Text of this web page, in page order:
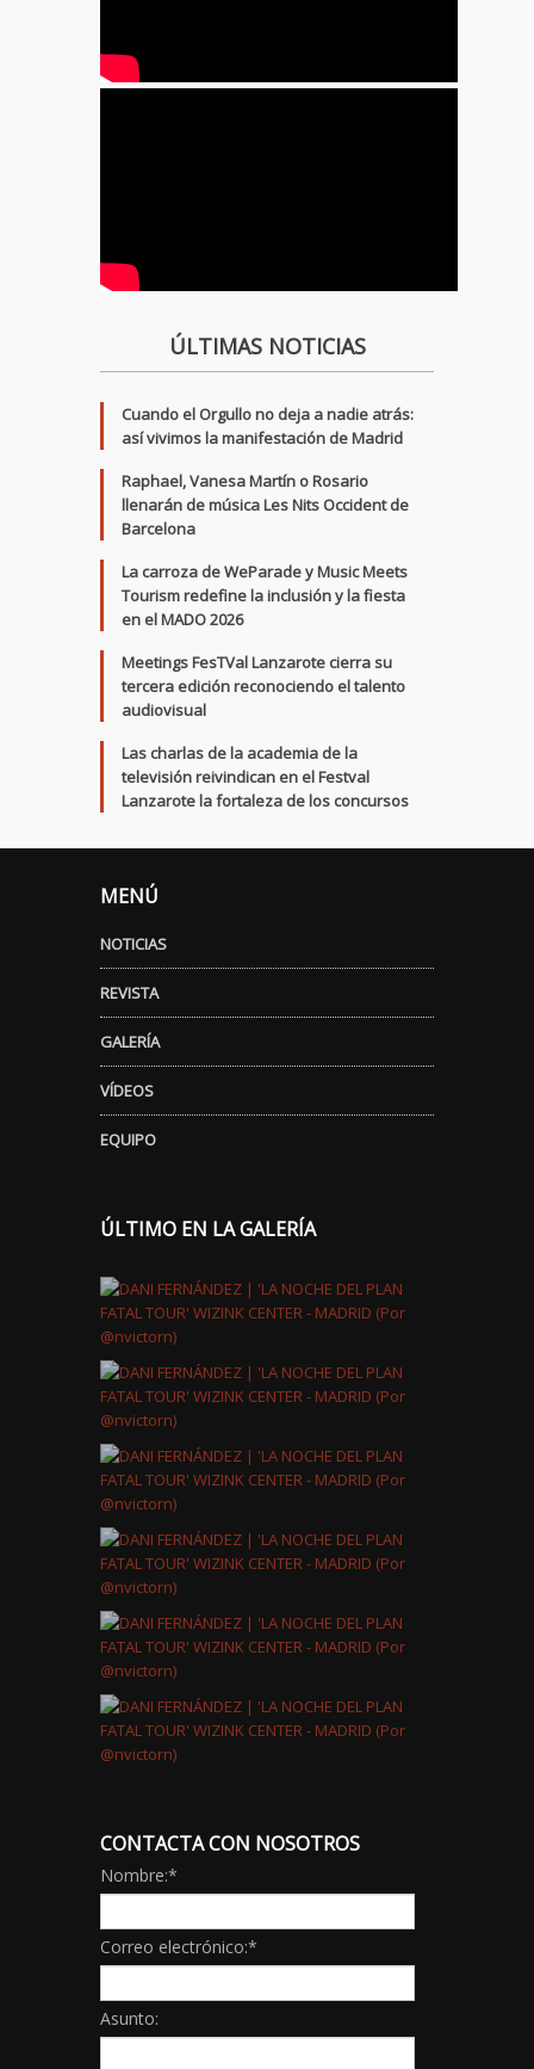
ÚLTIMAS NOTICIAS
Cuando el Orgullo no deja a nadie atrás:
así vivimos la manifestación de Madrid
Raphael, Vanesa Martín o Rosario
llenarán de música Les Nits Occident de
Barcelona
La carroza de WeParade y Music Meets
Tourism redefine la inclusión y la fiesta
en el MADO 2026
Meetings FesTVal Lanzarote cierra su
tercera edición reconociendo el talento
audiovisual
Las charlas de la academia de la
televisión reivindican en el Festval
Lanzarote la fortaleza de los concursos
MENÚ
NOTICIAS
REVISTA
GALERÍA
VÍDEOS
EQUIPO
ÚLTIMO EN LA GALERÍA
CONTACTA CON NOSOTROS
Nombre:*
Correo electrónico:*
Asunto: